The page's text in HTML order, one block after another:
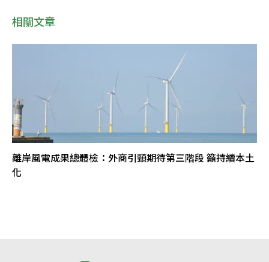
相關文章
離岸風電成果總體檢：外商引頸期待第三階段 籲持續本土
化